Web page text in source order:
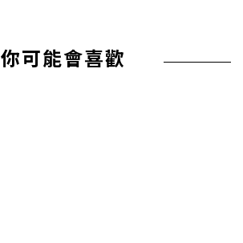
你可能會喜歡